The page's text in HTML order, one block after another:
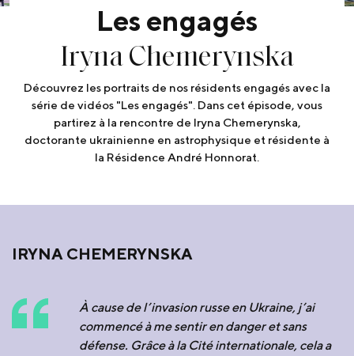
Les engagés
Iryna Chemerynska
Découvrez les portraits de nos résidents engagés avec la
série de vidéos "Les engagés". Dans cet épisode, vous
partirez à la rencontre de Iryna Chemerynska,
doctorante ukrainienne en astrophysique et résidente à
la Résidence André Honnorat.
IRYNA CHEMERYNSKA
À cause de l’invasion russe en Ukraine, j’ai
commencé à me sentir en danger et sans
défense. Grâce à la Cité internationale, cela a